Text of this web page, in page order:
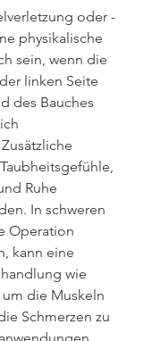
oder -
physikalische
sein, wenn die
linken Seite
des Bauches
Ruhe
In schweren
Operation
kann eine
wie
die Muskeln
Schmerzen zu